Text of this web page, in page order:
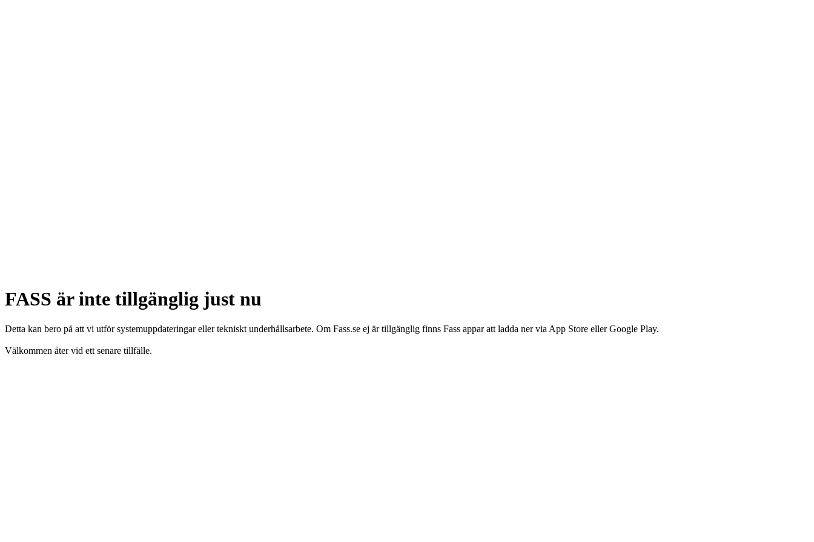
FASS är inte tillgänglig just nu
Detta kan bero på att vi utför systemuppdateringar eller tekniskt underhållsarbete. Om Fass.se ej är tillgänglig finns Fass appar att ladda ner via App Store eller Google Play.
Välkommen åter vid ett senare tillfälle.